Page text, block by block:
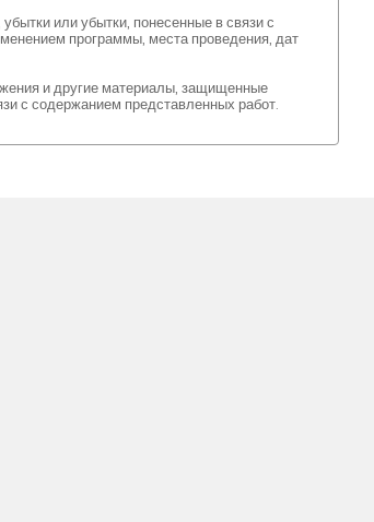
или убытки, понесенные в связи с
программы, места проведения, дат
и другие материалы, защищенные
с содержанием представленных работ.